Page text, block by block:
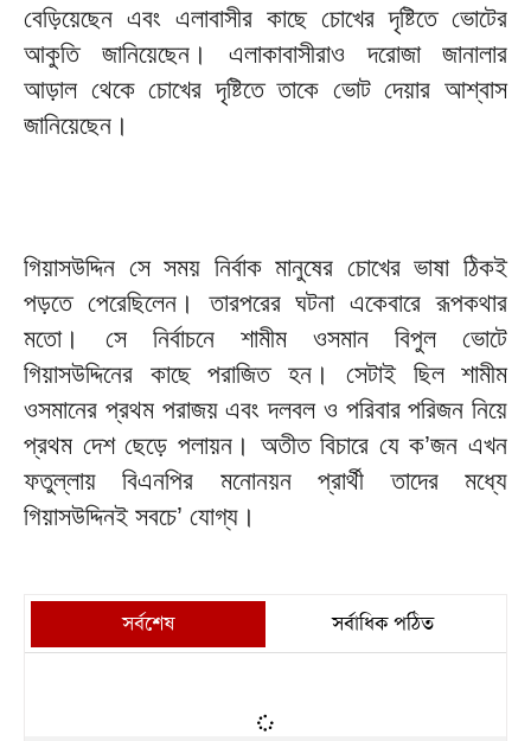
বেড়িয়েছেন এবং এলাবাসীর কাছে চোখের দৃষ্টিতে ভোটের
আকুতি জানিয়েছেন। এলাকাবাসীরাও দরোজা জানালার
আড়াল থেকে চোখের দৃষ্টিতে তাকে ভোট দেয়ার আশ্বাস
জানিয়েছেন।
গিয়াসউদ্দিন সে সময় নির্বাক মানুষের চোখের ভাষা ঠিকই
পড়তে পেরেছিলেন। তারপরের ঘটনা একেবারে রূপকথার
মতো। সে নির্বাচনে শামীম ওসমান বিপুল ভোটে
গিয়াসউদ্দিনের কাছে পরাজিত হন। সেটাই ছিল শামীম
ওসমানের প্রথম পরাজয় এবং দলবল ও পরিবার পরিজন নিয়ে
প্রথম দেশ ছেড়ে পলায়ন। অতীত বিচারে যে ক’জন এখন
ফতুল্লায় বিএনপির মনোনয়ন প্রার্থী তাদের মধ্যে
গিয়াসউদ্দিনই সবচে’ যোগ্য।
সর্বশেষ সর্বাধিক পঠিত